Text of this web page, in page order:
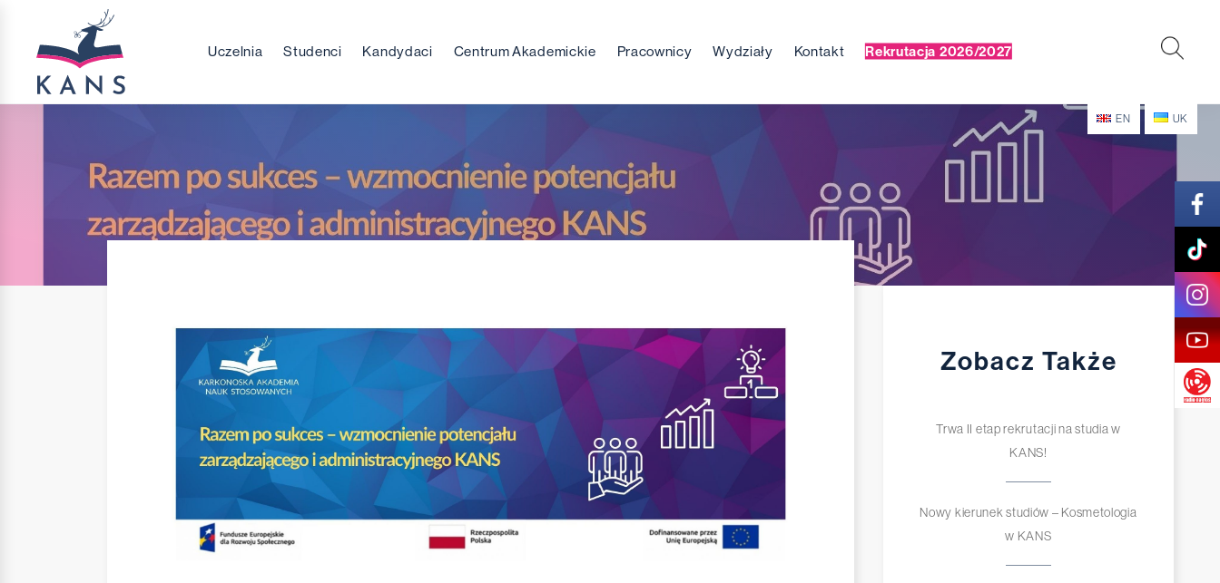
Uczelnia Studenci Kandydaci Centrum Akademickie Pracownicy Wydziały Kontakt Rekrutacja 2026/2027
EN UK
Zobacz Także
Trwa II etap rekrutacji na studia w
KANS!
Nowy kierunek studiów – Kosmetologia
w KANS